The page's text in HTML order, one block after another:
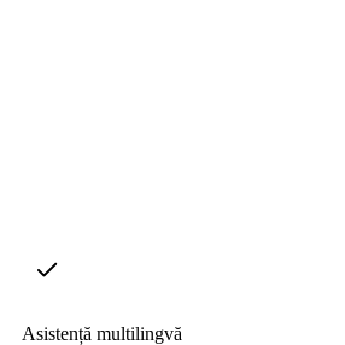
Asistență multilingvă